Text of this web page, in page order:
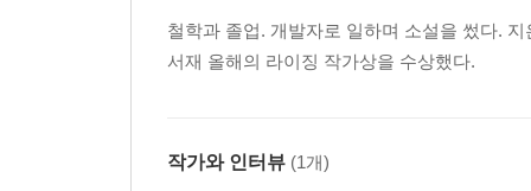
철학과 졸업. 개발자로 일하며 소설을 썼다.
서재 올해의 라이징 작가상을 수상했다.
작가와 인터뷰 (1개)